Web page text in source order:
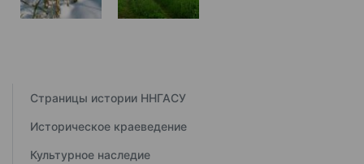
Страницы истории ННГАСУ
Историческое краеведение
Культурное наследие